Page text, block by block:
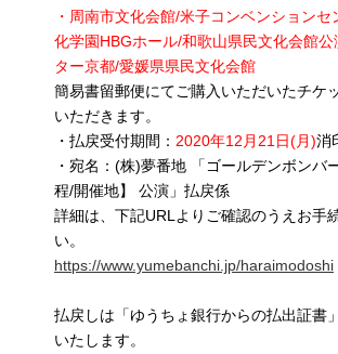
・周南市文化会館/米子コンベンションセ
化学園HBGホール/和歌山県民文化会館公
ター京都/愛媛県県民文化会館
簡易書留郵便にてご購入いただいたチケ
いただきます。
・払戻受付期間： 2020年12月21日(月)消
・宛名：(株)夢番地 「ゴールデンボン
程/開催地】 公演」払戻係
詳細は、下記URLよりご確認のうえお手
い。
https://www.yumebanchi.jp/haraimodoshi
払戻しは「ゆうちょ銀行からの払出証書
いたします。